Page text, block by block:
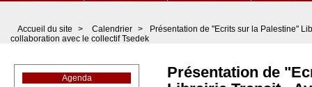
Accueil du site > Calendrier >
Présentation de "Ecrits sur la Palestine"
collaboration avec le collectif Tsedek
Présentation de
Agenda